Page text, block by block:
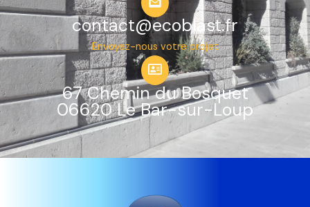
contact@ecoblast.fr
Envoyez-nous votre projet
67 Chemin du Bosquet
06620 Le Bar-sur-Loup